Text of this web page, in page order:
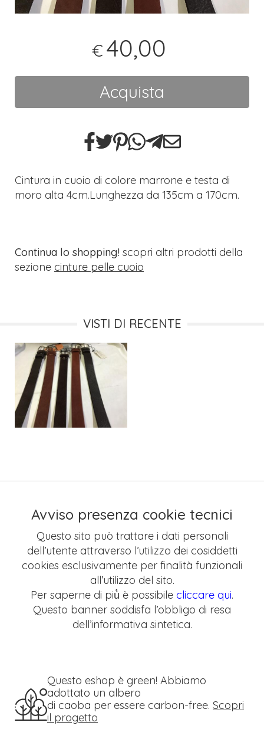
€ 40,00
Acquista
Cintura in cuoio di colore marrone e testa di
moro alta 4cm.Lunghezza da 135cm a 170cm.
Continua lo shopping! scopri altri prodotti della
sezione cinture pelle cuoio
VISTI DI RECENTE
Avviso presenza cookie tecnici
Questo sito può trattare i dati personali
dell’utente attraverso l’utilizzo dei cosiddetti
cookies esclusivamente per finalità funzionali
all’utilizzo del sito.
Per saperne di più̀ è possibile cliccare qui.
Questo banner soddisfa l’obbligo di resa
dell’informativa sintetica.
Questo eshop è green! Abbiamo
adottato un albero
di caoba per essere carbon-free. Scopri
il progetto